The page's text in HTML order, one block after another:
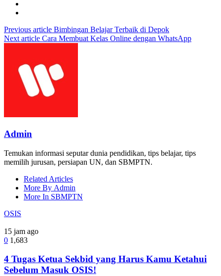
Previous article Bimbingan Belajar Terbaik di Depok
Next article Cara Membuat Kelas Online dengan WhatsApp
Admin
Temukan informasi seputar dunia pendidikan, tips belajar, tips
memilih jurusan, persiapan UN, dan SBMPTN.
Related Articles
More By Admin
More In SBMPTN
OSIS
15 jam ago
0 1,683
4 Tugas Ketua Sekbid yang Harus Kamu Ketahui
Sebelum Masuk OSIS!